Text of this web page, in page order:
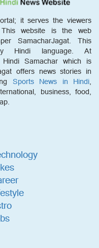
it serves the viewers
website is the web
SamacharJagat. This
Hindi language. At
Samachar which is
offers news stories in
Sports News in Hindi,
business, food,